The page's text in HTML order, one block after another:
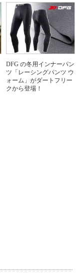
DFG の冬用インナーパン
ツ「レーシングパンツ ウ
ォーム」がダートフリー
クから登場！